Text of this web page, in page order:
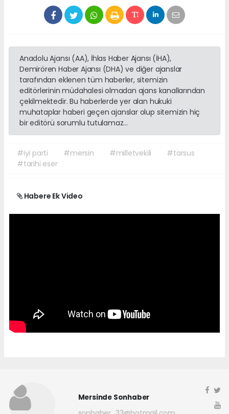
Anadolu Ajansı (AA), İhlas Haber Ajansı (İHA),
Demirören Haber Ajansı (DHA) ve diğer ajanslar
tarafından eklenen tüm haberler, sitemizin
editörlerinin müdahalesi olmadan ajans kanallarından
çekilmektedir. Bu haberlerde yer alan hukuki
muhataplar haberi geçen ajanslar olup sitemizin hiç
bir editörü sorumlu tutulamaz...
#iyi parti #mersin #milletvekili
#tarsus
#tarihi eser
Habere Ek Video
Mersinde Sonhaber